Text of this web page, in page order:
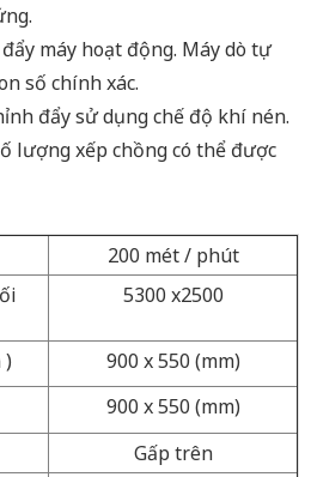
máy hoạt động. Máy dò tự
số chính xác.
đẩy sử dụng chế độ khí nén.
lượng xếp chồng có thể được
200 mét / phút
5300 x2500
)
900 x 550 (mm)
900 x 550 (mm)
Gấp trên